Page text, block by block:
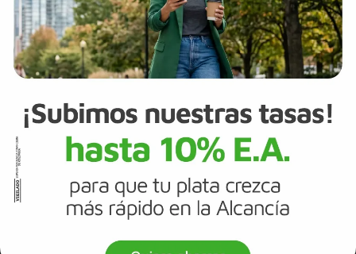
Política de Diversidad e Inclusión
Mapa del sitio
Términos y Condiciones
Tarjeta de Crédito
Cuenta de Ahorros
SERVICIO AL CLIENTE